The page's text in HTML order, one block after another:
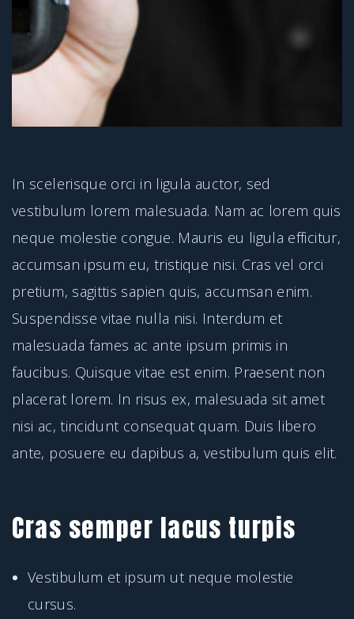
In scelerisque orci in ligula auctor, sed
vestibulum lorem malesuada. Nam ac lorem quis
neque molestie congue. Mauris eu ligula efficitur,
accumsan ipsum eu, tristique nisi. Cras vel orci
pretium, sagittis sapien quis, accumsan enim.
Suspendisse vitae nulla nisi. Interdum et
malesuada fames ac ante ipsum primis in
faucibus. Quisque vitae est enim. Praesent non
placerat lorem. In risus ex, malesuada sit amet
nisi ac, tincidunt consequat quam. Duis libero
ante, posuere eu dapibus a, vestibulum quis elit.
Cras semper lacus turpis
Vestibulum et ipsum ut neque molestie
cursus.